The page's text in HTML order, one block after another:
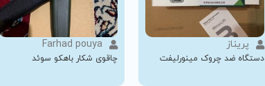
پریناز
دستگاه ضد چروک مینورلیفت
Farhad pouya
چاقوی شکار باهکو سوئد